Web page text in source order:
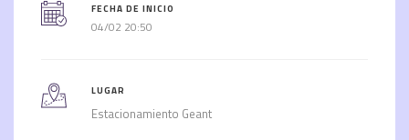
FECHA DE INICIO
04/02 20:50
LUGAR
Estacionamiento Geant